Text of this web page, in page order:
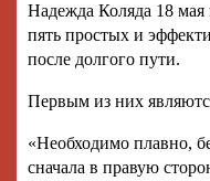
Надежда Коляда 18 мая
пять простых и
после долгого пути.
Первым из них
«Необходимо плавно,
сначала в правую